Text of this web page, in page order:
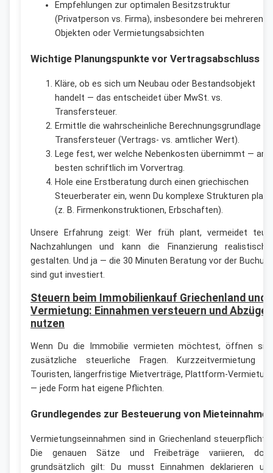
Empfehlungen zur optimalen Besitzstruktur
(Privatperson vs. Firma), insbesondere bei mehreren
Objekten oder Vermietungsabsichten
Wichtige Planungspunkte vor Vertragsabschluss
Kläre, ob es sich um Neubau oder Bestandsobjekt
handelt — das entscheidet über MwSt. vs.
Transfersteuer.
Ermittle die wahrscheinliche Berechnungsgrundlage
Transfersteuer (Vertrags- vs. amtlicher Wert).
Lege fest, wer welche Nebenkosten übernimmt — am
besten schriftlich im Vorvertrag.
Hole eine Erstberatung durch einen griechischen
Steuerberater ein, wenn Du komplexe Strukturen
(z. B. Firmenkonstruktionen, Erbschaften).
Unsere Erfahrung zeigt: Wer früh plant, vermeidet
Nachzahlungen und kann die Finanzierung
gestalten. Und ja — die 30 Minuten Beratung vor der
sind gut investiert.
Steuern beim Immobilienkauf Griechenland und
Vermietung: Einnahmen versteuern und Abzüge
nutzen
Wenn Du die Immobilie vermieten möchtest, öffnen
zusätzliche steuerliche Fragen. Kurzzeitvermietung
Touristen, längerfristige Mietverträge, Plattform-
— jede Form hat eigene Pflichten.
Grundlegendes zur Besteuerung von Mieteinnahmen
Vermietungseinnahmen sind in Griechenland
Die genauen Sätze und Freibeträge variieren,
grundsätzlich gilt: Du musst Einnahmen deklarieren